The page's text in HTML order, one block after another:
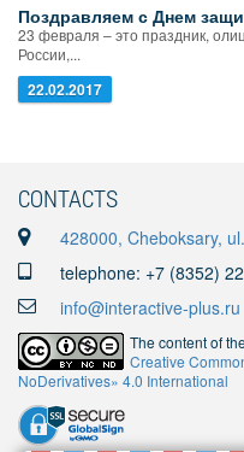
Поздравляем с Днем
23 февраля – это праздник,
России,...
22.02.2017
CONTACTS
428000, Cheboksary,
telephone: +7 (8352)
info@interactive-plus.ru
The content of
Creative
NoDerivatives» 4.0 International